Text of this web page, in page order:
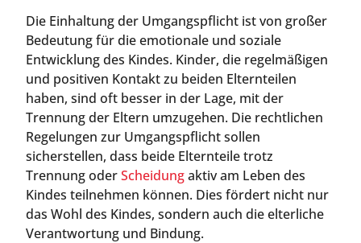
Die Einhaltung der Umgangspflicht ist von großer
Bedeutung für die emotionale und soziale
Entwicklung des Kindes. Kinder, die regelmäßigen
und positiven Kontakt zu beiden Elternteilen
haben, sind oft besser in der Lage, mit der
Trennung der Eltern umzugehen. Die rechtlichen
Regelungen zur Umgangspflicht sollen
sicherstellen, dass beide Elternteile trotz
Trennung oderScheidungaktiv am Leben des
Kindes teilnehmen können. Dies fördert nicht nur
das Wohl des Kindes, sondern auch die elterliche
Verantwortung und Bindung.